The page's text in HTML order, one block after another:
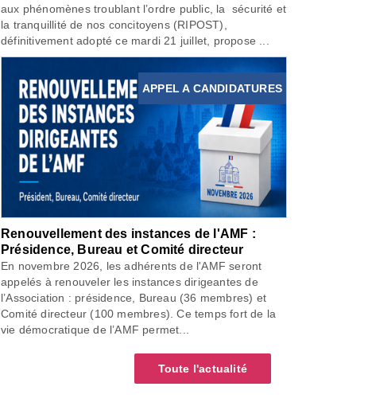
aux phénomènes troublant l’ordre public, la sécurité et
la tranquillité de nos concitoyens (RIPOST),
définitivement adopté ce mardi 21 juillet, propose ...
APPEL A CANDIDATURES
Renouvellement des instances de l'AMF :
Présidence, Bureau et Comité directeur
En novembre 2026, les adhérents de l'AMF seront
appelés à renouveler les instances dirigeantes de
l’Association : présidence, Bureau (36 membres) et
Comité directeur (100 membres). Ce temps fort de la
vie démocratique de l’AMF permet...
Toute l'actualité